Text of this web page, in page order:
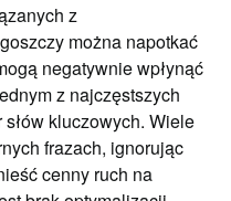
z
można napotkać
negatywnie wpłynąć
z najczęstszych
kluczowych. Wiele
frazach, ignorując
cenny ruch na